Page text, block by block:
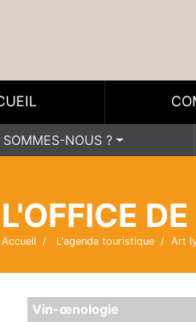
SOMMES-NOUS ?
L'OFFICE
Accueil L'agenda touristique Art
Vin-œnologie